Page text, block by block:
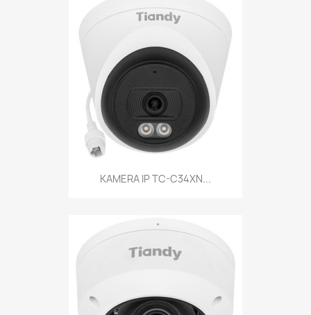
KAMERA IP TC-C34XN...